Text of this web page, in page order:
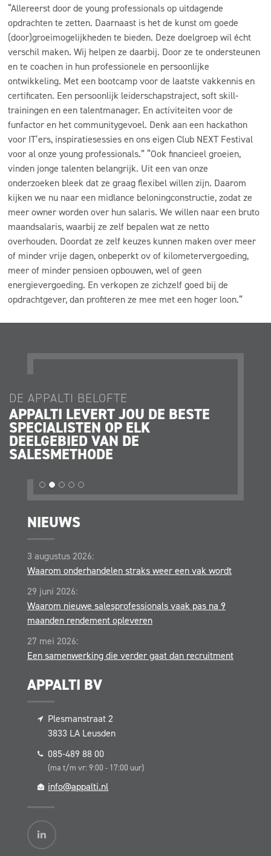
“Allereerst door de young professionals op uitdagende
opdrachten te zetten. Daarnaast is het de kunst om goede
(door)groeimogelijkheden te bieden. Deze doelgroep wil écht
verschil maken. Wij helpen ze daarbij. Door ze te ondersteunen
en te coachen in hun professionele en persoonlijke
ontwikkeling. Met een bootcamp voor de laatste vakkennis en
certificaten. Een persoonlijk leiderschapstraject, soft skill-
trainingen en een talentmanager. En activiteiten voor de
funfactor en het communitygevoel. Denk aan een hackathon
voor IT’ers, inspiratiesessies en ons eigen Club NEXT Festival
voor al onze young professionals.” “Ook financieel groeien,
vinden jonge talenten belangrijk. Uit een van onze
onderzoeken bleek dat ze graag flexibel willen zijn. Daarom
kijken we nu naar een midlance beloningconstructie, zodat ze
meer owner worden over hun salaris. We willen naar een bruto
maandsalaris, waarbij ze zelf bepalen wat ze netto
overhouden. Doordat ze zelf keuzes kunnen maken over meer
of minder vrije dagen, onbeperkt ov of kilometervergoeding,
meer of minder pensioen opbouwen, wel of geen
energievergoeding. En verkopen ze zichzelf goed bij de
opdrachtgever, dan profiteren ze mee met een hoger loon.”
DE APPALTI BELOFTE
APPALTI LEVERT JOU DE BESTE
SPECIALISTEN OP ELK
DEELGEBIED VAN DE
SALESMETHODE
NIEUWS
3 augustus 2026:
Waarom onderhandelen straks weer een vak wordt
29 juni 2026:
Waarom nieuwe salesprofessionals vaak pas na 9
maanden rendement opleveren
27 mei 2026:
Een samenwerking die verder gaat dan recruitment
APPALTI BV
Plesmanstraat 2
3833 LA Leusden
085-489 88 00
(ma t/m vr: 9:00 - 17:00 uur)
info@appalti.nl